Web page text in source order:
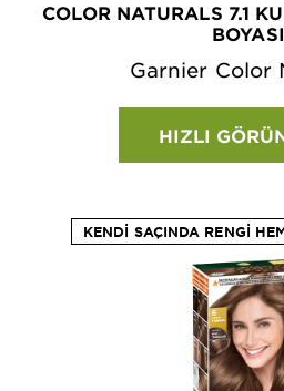
COLOR NATURALS 7.1
BOYASI
Garnier Color
HIZLI
KENDI SAÇINDA RENGI